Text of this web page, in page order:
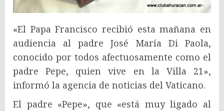
«El Papa Francisco recibió esta mañana en
audiencia al padre José María Di Paola,
conocido por todos afectuosamente como el
padre Pepe, quien vive en la Villa 21»,
informó la agencia de noticias del Vaticano.
El padre «Pepe», que «está muy ligado al